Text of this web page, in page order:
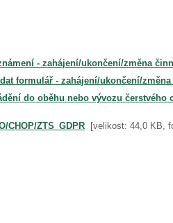
- zahájení/ukončení/změna
formulář - zahájení/ukončení/
do oběhu nebo vývozu čerstvého
CHOP/ZTS_GDPR
[velikost: 44,0 KB,